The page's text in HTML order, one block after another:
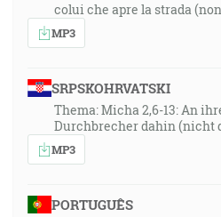
colui che apre la strada
MP3
SRPSKOHRVATSKI
Thema: Micha 2,6-13: An
Durchbrecher dahin (nicht
MP3
PORTUGUÊS